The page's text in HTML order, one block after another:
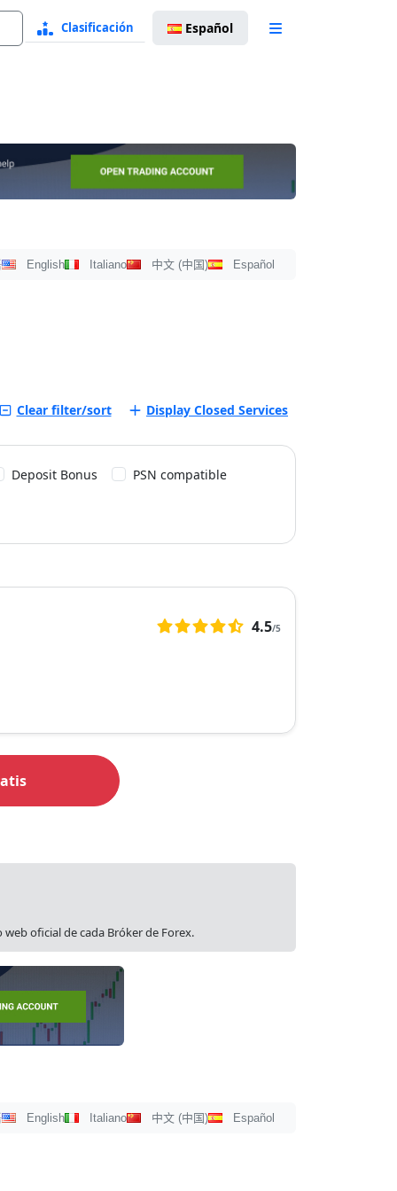
Clasificación
Selección
Español
English Italiano 中文 (中国) Español
Clear filter/sort Display Closed Services
Deposit Bonus PSN compatible
4,5
4.5/540
oficial de cada Bróker de Forex.
English Italiano 中文 (中国) Español